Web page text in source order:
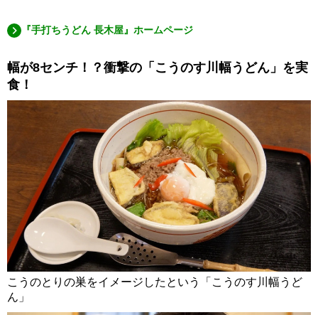
『手打ちうどん 長木屋』ホームページ
幅が8センチ！？衝撃の「こうのす川幅うどん」を実
食！
こうのとりの巣をイメージしたという「こうのす川幅うど
ん」